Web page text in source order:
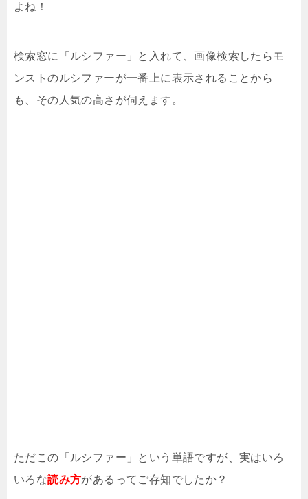
よね！
検索窓に「ルシファー」と入れて、画像検索したらモ
ンストのルシファーが一番上に表示されることから
も、その人気の高さが伺えます。
ただこの「ルシファー」という単語ですが、実はいろ
いろな読み方があるってご存知でしたか？